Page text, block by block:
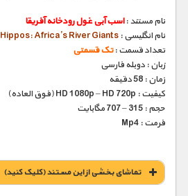
نام مستند :اسب آبی غول رودخانه آفریقا
نام انگلیسی : Hippos: Africa’s River Giants
تعداد قسمت :تک قسمتی
زبان : دوبله فارسی
زمان : 58 دقیقه
کیفیت : HD 1080p – HD 720p (فوق العاده)
حجم : 315 – 707 مگابایت
فرمت : Mp4
تماشای بخشی از این مستند (کلیک کنید)